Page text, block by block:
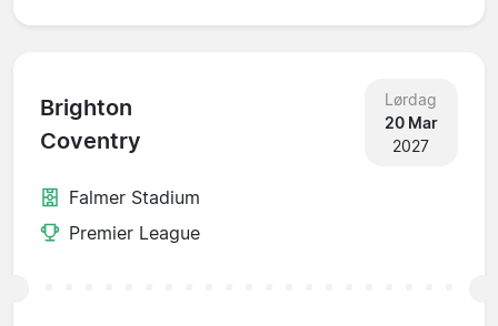
Brighton
Coventry
Lørdag
20 Mar
2027
Falmer Stadium
Premier League